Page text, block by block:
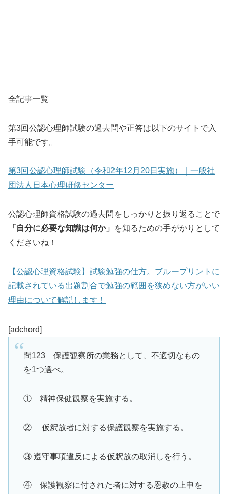
全記事一覧
第3回公認心理師試験の過去問や正答は以下のサイトで入
手可能です。
第3回公認心理師試験（令和2年12月20日実施）｜一般社
団法人日本心理研修センター
公認心理師資格試験の過去問をしっかりと振り返ることで
「自分に必要な知識は何か」
を知るための手がかりとして
くださいね！
【公認心理資格試験】試験勉強の仕方。ブループリントに
記載されている出題割合で勉強の範囲を狭めない方がいい
理由について解説します！
[adchord]
問123 保護観察所の業務として、不適切なもの
を1つ選べ。
① 精神保健観察を実施する。
② 仮釈放者に対する保護観察を実施する。
③ 遵守事項違反による仮釈放の取消しを行う。
④ 保護観察に付された者に対する恩赦の上申を